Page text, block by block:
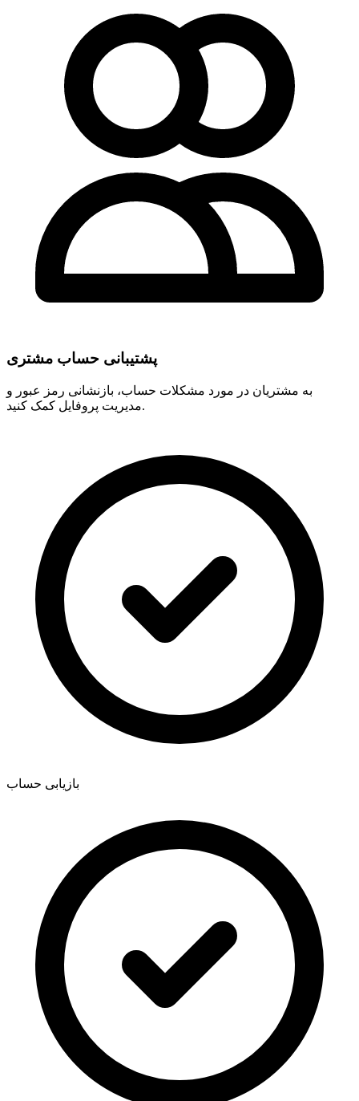
پشتیبانی حساب مشتری
به مشتریان در مورد مشکلات حساب، بازنشانی رمز عبور و
مدیریت پروفایل کمک کنید.
بازیابی حساب